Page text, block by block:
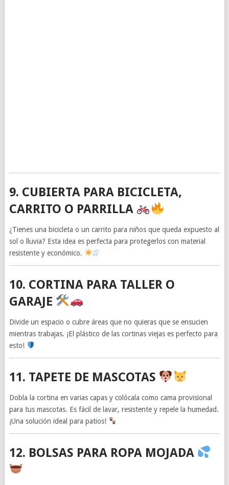
9. CUBIERTA PARA BICICLETA,
CARRITO O PARRILLA
¿Tienes una bicicleta o un carrito para niños que queda expuesto al
sol o lluvia? Esta idea es perfecta para protegerlos con material
resistente y económico.
10. CORTINA PARA TALLER O
GARAJE
Divide un espacio o cubre áreas que no quieras que se ensucien
mientras trabajas. ¡El plástico de las cortinas viejas es perfecto para
esto!
11. TAPETE DE MASCOTAS
Dobla la cortina en varias capas y colócala como cama provisional
para tus mascotas. Es fácil de lavar, resistente y repele la humedad.
¡Una solución ideal para patios!
12. BOLSAS PARA ROPA MOJADA